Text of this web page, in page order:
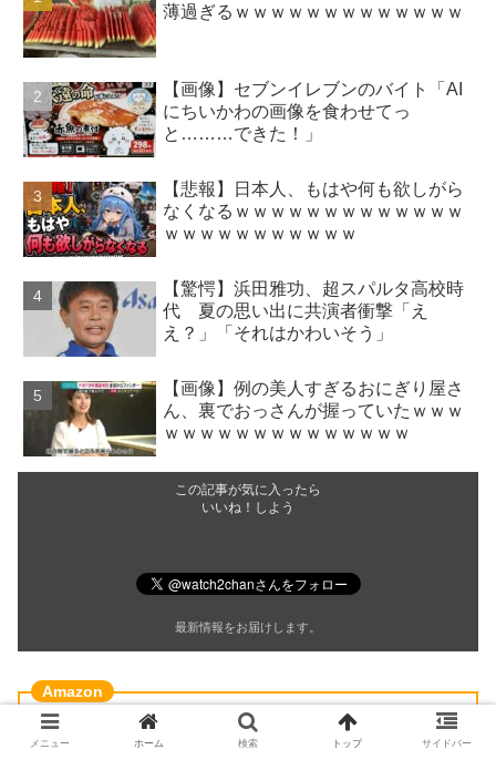
薄過ぎるｗｗｗｗｗｗｗｗｗｗｗｗｗ
【画像】セブンイレブンのバイト「AI
にちいかわの画像を食わせてっ
と………できた！」
【悲報】日本人、もはや何も欲しがら
なくなるｗｗｗｗｗｗｗｗｗｗｗｗｗ
ｗｗｗｗｗｗｗｗｗｗｗ
【驚愕】浜田雅功、超スパルタ高校時
代 夏の思い出に共演者衝撃「え
え？」「それはかわいそう」
【画像】例の美人すぎるおにぎり屋さ
ん、裏でおっさんが握っていたｗｗｗ
ｗｗｗｗｗｗｗｗｗｗｗｗｗｗ
この記事が気に入ったら
いいね！しよう
最新情報をお届けします。
メニュー ホーム 検索 トップ サイドバー